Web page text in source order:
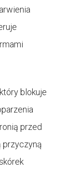
blokuje
przed
przyczyną